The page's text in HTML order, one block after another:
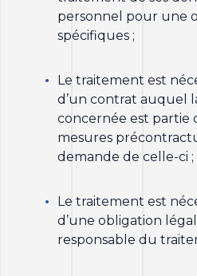
personnel pour une
spécifiques ;
Le traitement est
d’un contrat auquel
concernée est partie
mesures
demande de celle-ci ;
Le traitement est
d’une obligation
responsable du